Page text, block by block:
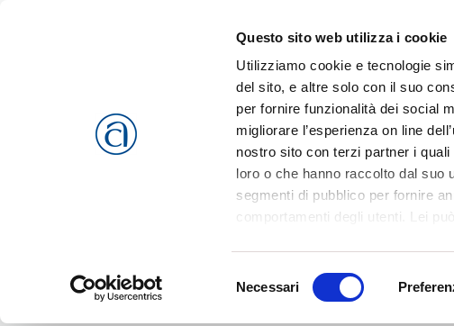
Questo sito web utilizza i cookie
Utilizziamo cookie e tecnologie
del sito, e altre solo con il suo
per fornire funzionalità dei social
migliorare l’esperienza on line
nostro sito con terzi partner i
loro o che hanno raccolto dal suo
segmenti di pubblico per fornire
comportamenti degli utenti. Lei
cookies che vengono usati e
del
Necessari
CHI SIAMO SERVIZI
Eventi